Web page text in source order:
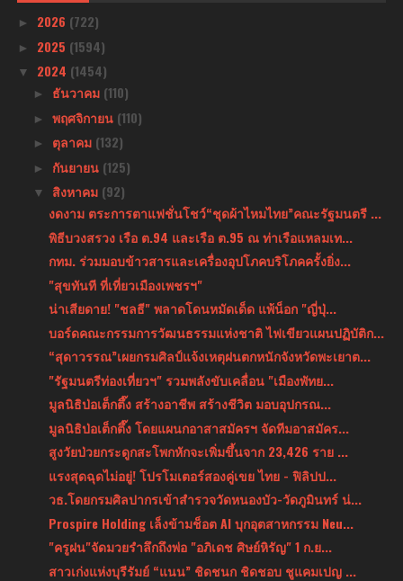
► 2026 (722)
► 2025 (1594)
▼ 2024 (1454)
► ธันวาคม (110)
► พฤศจิกายน (110)
► ตุลาคม (132)
► กันยายน (125)
▼ สิงหาคม (92)
งดงาม ตระการตาแฟชั่นโชว์“ชุดผ้าไหมไทย”คณะรัฐมนตรี ...
พิธีบวงสรวง เรือ ต.94 และเรือ ต.95 ณ ท่าเรือแหลมเท...
กทม. ร่วมมอบข้าวสารและเครื่องอุปโภคบริโภคครั้งยิ่ง...
"สุขทันที ที่เที่ยวเมืองเพชรฯ"
น่าเสียดาย! "ชลธี" พลาดโดนหมัดเด็ด แพ้น็อก "ญี่ปุ่...
บอร์ดคณะกรรมการวัฒนธรรมแห่งชาติ ไฟเขียวแผนปฏิบัติก...
“สุดาวรรณ”เผยกรมศิลป์แจ้งเหตุฝนตกหนักจังหวัดพะเยาต...
"รัฐมนตรีท่องเที่ยวฯ" รวมพลังขับเคลื่อน "เมืองพัทย...
มูลนิธิป่อเต็กตึ๊ง สร้างอาชีพ สร้างชีวิต มอบอุปกรณ...
มูลนิธิป่อเต็กตึ๊ง โดยแผนกอาสาสมัครฯ จัดทีมอาสมัคร...
สูงวัยป่วยกระดูกสะโพกหักจะเพิ่มขึ้นจาก 23,426 ราย ...
แรงสุดฉุดไม่อยู่! โปรโมเตอร์สองคู่เขย ไทย - ฟิลิปป...
วธ.โดยกรมศิลปากรเข้าสำรวจวัดหนองบัว-วัดภูมินทร์ น่...
Prospire Holding เล็งข้ามช็อต AI บุกอุตสาหกรรม Neu...
"ครูฝน"จัดมวยรำลึกถึงพ่อ "อภิเดช ศิษย์หิรัญ" 1 ก.ย...
สาวเก่งแห่งบุรีรัมย์ “แนน” ชิดชนก ชิดชอบ ชูแคมเปญ ...